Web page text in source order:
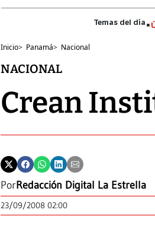
Inicio> Panamá> Nacional
NACIONAL
Crean
PorRedacción Digital La Estrella
23/09/2008 02:00